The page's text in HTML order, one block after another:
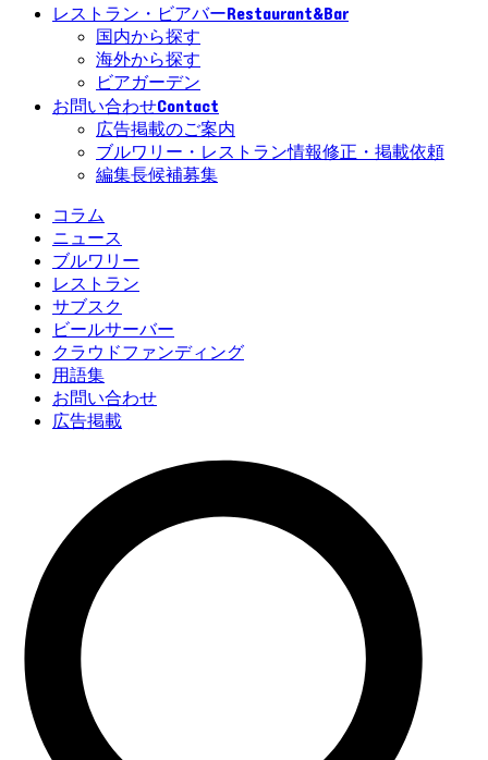
レストラン・ビアバーRestaurant&Bar
国内から探す
海外から探す
ビアガーデン
お問い合わせContact
広告掲載のご案内
ブルワリー・レストラン情報修正・掲載依頼
編集長候補募集
コラム
ニュース
ブルワリー
レストラン
サブスク
ビールサーバー
クラウドファンディング
用語集
お問い合わせ
広告掲載